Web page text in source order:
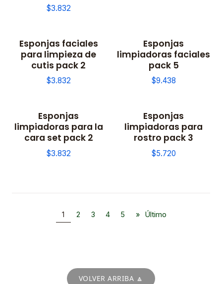
$3.832
Esponjas faciales
para limpieza de
cutis pack 2
$3.832
Esponjas
limpiadoras faciales
pack 5
$9.438
Esponjas
limpiadoras para la
cara set pack 2
$3.832
Esponjas
limpiadoras para
rostro pack 3
$5.720
1 2 3 4 5 » Último
VOLVER ARRIBA 🔼